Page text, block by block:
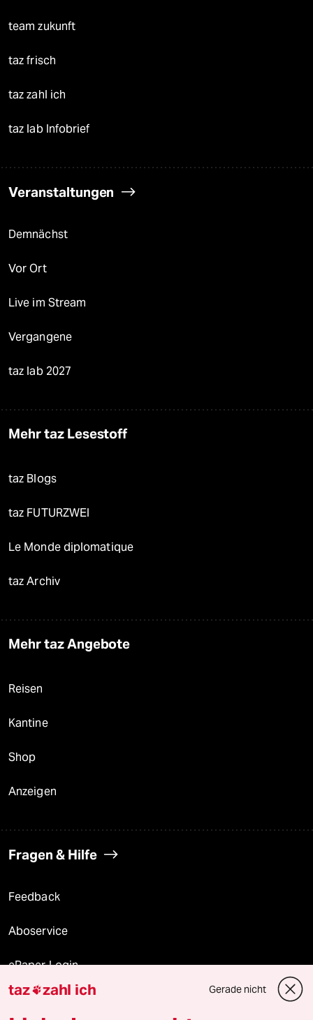
team zukunft
taz frisch
taz zahl ich
taz lab Infobrief
Veranstaltungen
Demnächst
Vor Ort
Live im Stream
Vergangene
taz lab 2027
Mehr taz Lesestoff
taz Blogs
taz FUTURZWEI
Le Monde diplomatique
taz Archiv
Mehr taz Angebote
Reisen
Kantine
Shop
Anzeigen
Fragen & Hilfe
Feedback
Aboservice
ePaper Login
Downloads für Abonnierende
taz zahl ich Gerade nicht